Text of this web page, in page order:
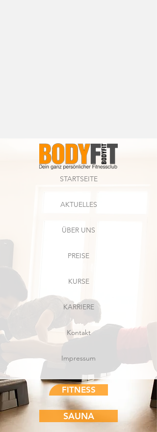
STARTSEITE
AKTUELLES
ÜBER UNS
PREISE
KURSE
KARRIERE
Kontakt
Impressum
FITNESS
SAUNA